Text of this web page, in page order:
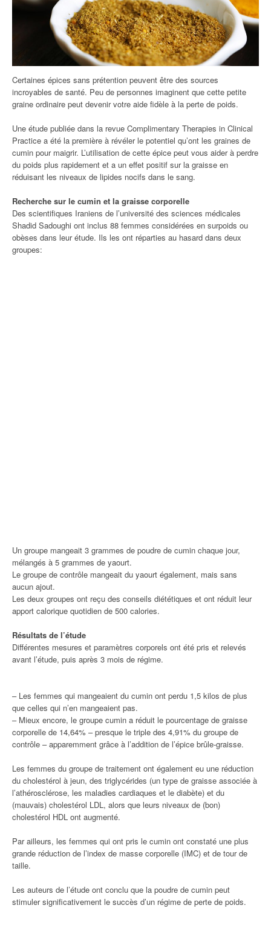
Certaines épices sans prétention peuvent être des sources
incroyables de santé. Peu de personnes imaginent que cette petite
graine ordinaire peut devenir votre aide fidèle à la perte de poids.
Une étude publiée dans la revue Complimentary Therapies in Clinical
Practice a été la première à révéler le potentiel qu’ont les graines de
cumin pour maigrir. L’utilisation de cette épice peut vous aider à perdre
du poids plus rapidement et a un effet positif sur la graisse en
réduisant les niveaux de lipides nocifs dans le sang.
Recherche sur le cumin et la graisse corporelle
Des scientifiques Iraniens de l’université des sciences médicales
Shadid Sadoughi ont inclus 88 femmes considérées en surpoids ou
obèses dans leur étude. Ils les ont réparties au hasard dans deux
groupes:
Un groupe mangeait 3 grammes de poudre de cumin chaque jour,
mélangés à 5 grammes de yaourt.
Le groupe de contrôle mangeait du yaourt également, mais sans
aucun ajout.
Les deux groupes ont reçu des conseils diététiques et ont réduit leur
apport calorique quotidien de 500 calories.
Résultats de l’étude
Différentes mesures et paramètres corporels ont été pris et relevés
avant l’étude, puis après 3 mois de régime.
– Les femmes qui mangeaient du cumin ont perdu 1,5 kilos de plus
que celles qui n’en mangeaient pas.
– Mieux encore, le groupe cumin a réduit le pourcentage de graisse
corporelle de 14,64% – presque le triple des 4,91% du groupe de
contrôle – apparemment grâce à l’addition de l’épice brûle-graisse.
Les femmes du groupe de traitement ont également eu une réduction
du cholestérol à jeun, des triglycérides (un type de graisse associée à
l’athérosclérose, les maladies cardiaques et le diabète) et du
(mauvais) cholestérol LDL, alors que leurs niveaux de (bon)
cholestérol HDL ont augmenté.
Par ailleurs, les femmes qui ont pris le cumin ont constaté une plus
grande réduction de l’index de masse corporelle (IMC) et de tour de
taille.
Les auteurs de l’étude ont conclu que la poudre de cumin peut
stimuler significativement le succès d’un régime de perte de poids.